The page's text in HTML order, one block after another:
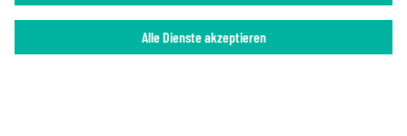
Alle Dienste akzeptieren